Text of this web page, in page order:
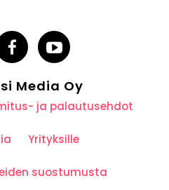
Media Oy
ja palautusehdot
Yrityksille
suostumusta